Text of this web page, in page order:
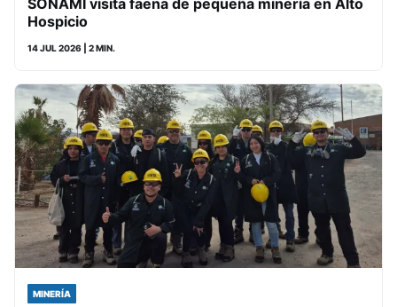
SONAMI visita faena de pequeña minería en Alto
Hospicio
14 JUL 2026 | 2 MIN.
MINERÍA